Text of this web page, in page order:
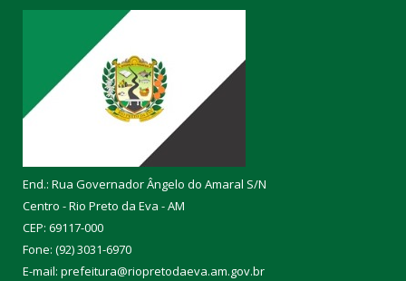
End.: Rua Governador Ângelo do Amaral S/N
Centro - Rio Preto da Eva - AM
CEP: 69117-000
Fone: (92) 3031-6970
E-mail: prefeitura@riopretodaeva.am.gov.br